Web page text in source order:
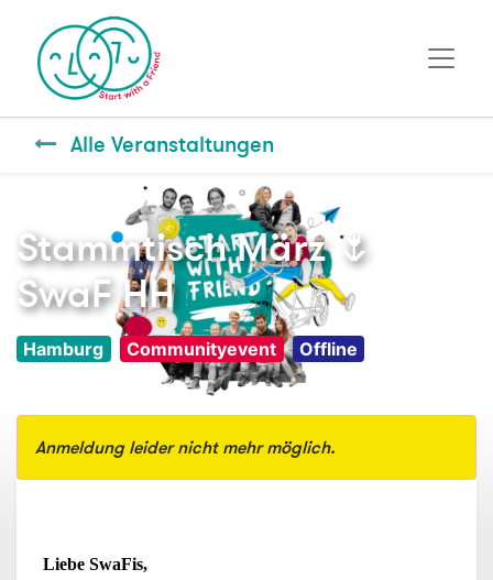
Alle Veranstaltungen
Stammtisch März 🌷
SwaF HH
Hamburg Communityevent Offline
Anmeldung leider nicht mehr möglich.
Liebe SwaFis,